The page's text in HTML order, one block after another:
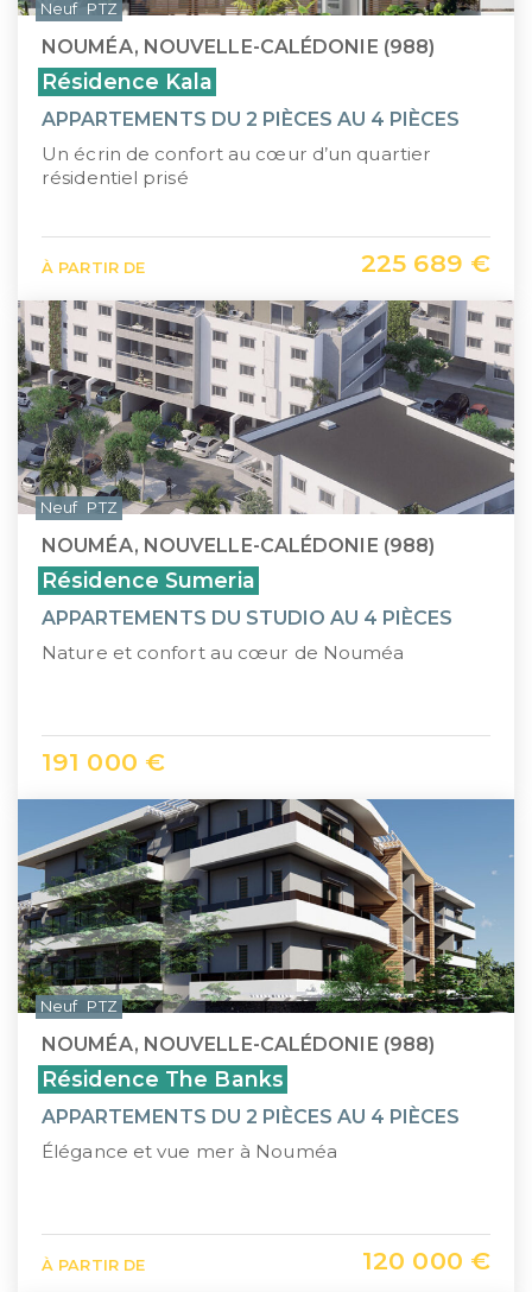
NOUMÉA, NOUVELLE-CALÉDONIE (988)
Résidence Kala
APPARTEMENTS DU 2 PIÈCES AU 4 PIÈCES
Un écrin de confort au cœur d’un quartier
résidentiel prisé
À PARTIR DE 225 689 €
Neuf PTZ
NOUMÉA, NOUVELLE-CALÉDONIE (988)
Résidence Sumeria
APPARTEMENTS DU STUDIO AU 4 PIÈCES
Nature et confort au cœur de Nouméa
191 000 €
Neuf PTZ
NOUMÉA, NOUVELLE-CALÉDONIE (988)
Résidence The Banks
APPARTEMENTS DU 2 PIÈCES AU 4 PIÈCES
Élégance et vue mer à Nouméa
À PARTIR DE 120 000 €
Neuf PTZ